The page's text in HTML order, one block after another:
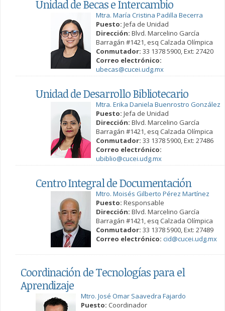
Unidad de Becas e Intercambio
Mtra. María Cristina Padilla Becerra
Puesto: Jefa de Unidad
Dirección: Blvd. Marcelino García
Barragán #1421, esq Calzada Olímpica
Conmutador: 33 1378 5900, Ext: 27420
Correo electrónico:
ubecas@cucei.udg.mx
Unidad de Desarrollo Bibliotecario
Mtra. Erika Daniela Buenrostro González
Puesto: Jefa de Unidad
Dirección: Blvd. Marcelino García
Barragán #1421, esq Calzada Olímpica
Conmutador: 33 1378 5900, Ext: 27486
Correo electrónico:
ubiblio@cucei.udg.mx
Centro Integral de Documentación
Mtro. Moisés Gilberto Pérez Martínez
Puesto: Responsable
Dirección: Blvd. Marcelino García
Barragán #1421, esq Calzada Olímpica
Conmutador: 33 1378 5900, Ext: 27489
Correo electrónico: cid@cucei.udg.mx
Coordinación de Tecnologías para el
Aprendizaje
Mtro. José Omar Saavedra Fajardo
Puesto: Coordinador